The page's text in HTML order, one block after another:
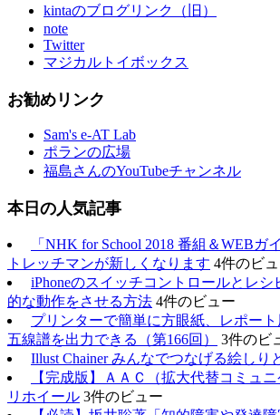
kintaのブログリンク（旧）
note
Twitter
マジカルトイボックス
お勧めリンク
Sam's e-AT Lab
ポランの広場
福島さんのYouTubeチャンネル
本日の人気記事
「NHK for School 2018 番組＆WEBガ
トレッチマンが新しくなります 4件のビ
iPhoneのスイッチコントロールとレシ
的な動作をさせる方法 4件のビュー
プリンターで簡単に方眼紙、レポート
五線譜を出力できる（第166回）
3件のビ
Illust Chainer みんなでつなげる絵しり
【完成版】ＡＡＣ（拡大代替コミュ
リホイール 3件のビュー